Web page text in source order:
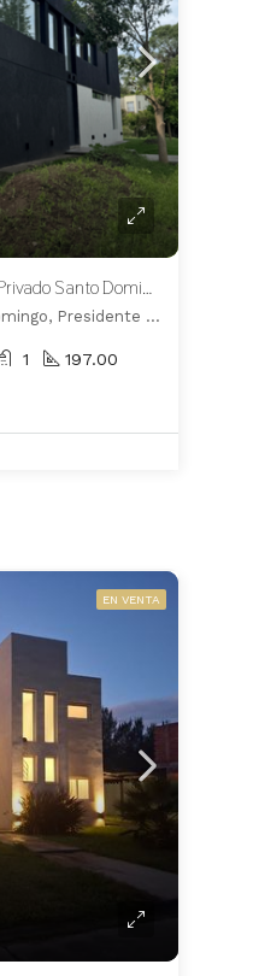
Casa en alquiler en Barrio Privado Santo Domingo
santo domingo, Santo Domingo, Presidente Perón
1 197.00
EN VENTA